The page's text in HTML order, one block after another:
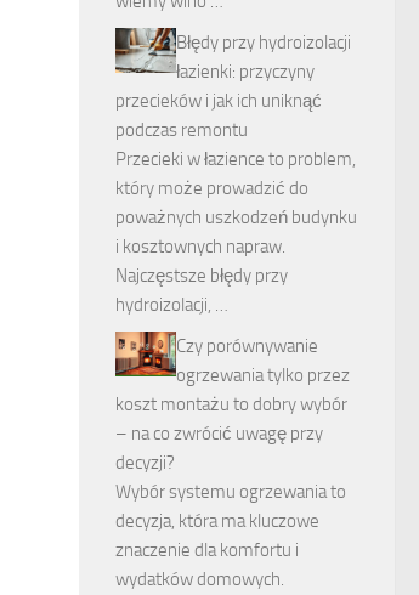
Błędy przy hydroizolacji
łazienki: przyczyny
przecieków i jak ich uniknąć
podczas remontu
Przecieki w łazience to problem,
który może prowadzić do
poważnych uszkodzeń budynku
i kosztownych napraw.
Najczęstsze błędy przy
hydroizolacji, …
Czy porównywanie
ogrzewania tylko przez
koszt montażu to dobry wybór
– na co zwrócić uwagę przy
decyzji?
Wybór systemu ogrzewania to
decyzja, która ma kluczowe
znaczenie dla komfortu i
wydatków domowych.